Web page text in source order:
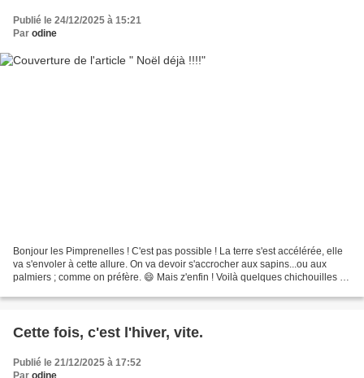
Publié le 24/12/2025 à 15:21
Par odine
Bonjour les Pimprenelles ! C'est pas possible ! La terre s'est accélérée, elle
va s'envoler à cette allure. On va devoir s'accrocher aux sapins...ou aux
palmiers ; comme on préfère. 😄 Mais z'enfin ! Voilà quelques chichouilles de
Cette fois, c'est l'hiver, vite.
Publié le 21/12/2025 à 17:52
Par odine